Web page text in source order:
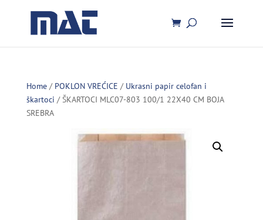
Home/ POKLON VREĆICE / Ukrasni papir celofan i
škartoci / ŠKARTOCI MLC07-803 100/1 22X40 CM BOJA
SREBRA